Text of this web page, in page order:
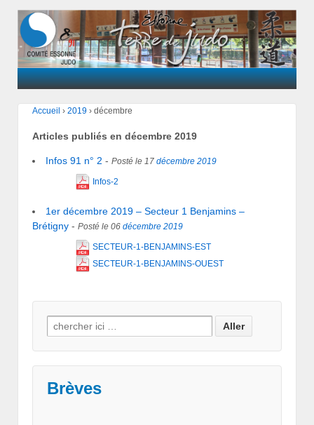
Accueil › 2019 › décembre
Articles publiés en décembre 2019
Infos 91 n° 2 - Posté le 17 décembre 2019
Infos-2
1er décembre 2019 – Secteur 1 Benjamins –
Brétigny - Posté le 06 décembre 2019
SECTEUR-1-BENJAMINS-EST
SECTEUR-1-BENJAMINS-OUEST
Search for:
Brèves